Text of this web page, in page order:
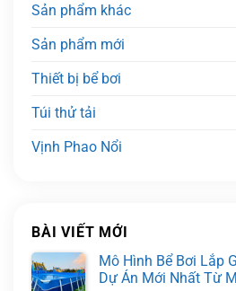
Sản phẩm khác
Sản phẩm mới
Thiết bị bể bơi
Túi thử tải
Vịnh Phao Nổi
BÀI VIẾT MỚI
Mô Hình Bể Bơi Lắp
Dự Án Mới Nhất Từ